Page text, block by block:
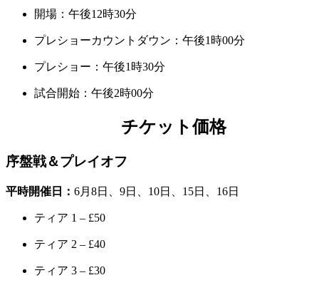
開場：午後12時30分
プレショーカウントダウン：午後1時00分
プレショー：午後1時30分
試合開始：午後2時00分
チケット価格
序盤戦＆プレイオフ
平時開催日： 6月8日、9日、10日、15日、16日
ティア 1 – £50
ティア 2 – £40
ティア 3 – £30